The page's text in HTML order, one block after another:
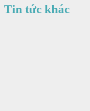
Tin tức khác